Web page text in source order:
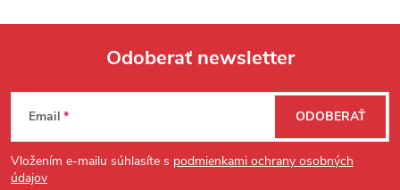
Zápätie
Odoberať newsletter
Email
Vložením e-mailu súhlasíte s podmienkami ochrany osobných
údajov
ODOBERAŤ